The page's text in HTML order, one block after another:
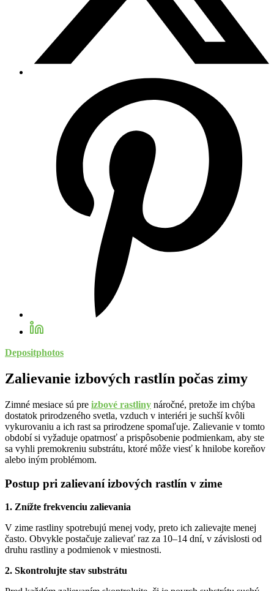
Depositphotos
Zalievanie izbových rastlín počas zimy
Zimné mesiace sú pre izbové rastliny náročné, pretože im chýba
dostatok prirodzeného svetla, vzduch v interiéri je suchší kvôli
vykurovaniu a ich rast sa prirodzene spomaľuje. Zalievanie v tomto
období si vyžaduje opatrnosť a prispôsobenie podmienkam, aby ste
sa vyhli premokreniu substrátu, ktoré môže viesť k hnilobe koreňov
alebo iným problémom.
Postup pri zalievaní izbových rastlín v zime
1. Znížte frekvenciu zalievania
V zime rastliny spotrebujú menej vody, preto ich zalievajte menej
často. Obvykle postačuje zalievať raz za 10–14 dní, v závislosti od
druhu rastliny a podmienok v miestnosti.
2. Skontrolujte stav substrátu